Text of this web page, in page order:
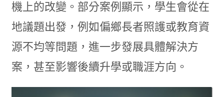
機上的改變。部分案例顯示，學生會從在
地議題出發，例如偏鄉長者照護或教育資
源不均等問題，進一步發展具體解決方
案，甚至影響後續升學或職涯方向。